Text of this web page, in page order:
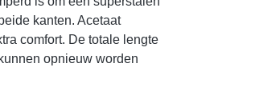
kanten. Acetaat
comfort. De totale lengte
opnieuw worden